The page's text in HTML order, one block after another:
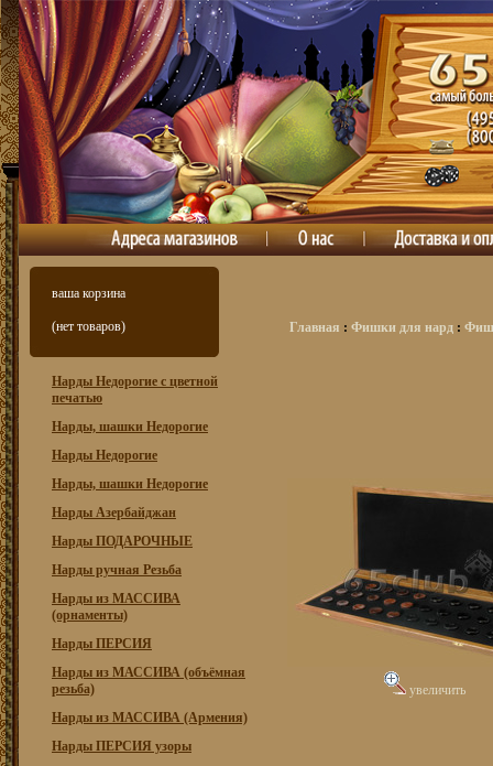
ваша корзина
(нет товаров)
Нарды Недорогие с цветной
печатью
Нарды, шашки Недорогие
Нарды Недорогие
Нарды, шашки Недорогие
Нарды Азербайджан
Нарды ПОДАРОЧНЫЕ
Нарды ручная Резьба
Нарды из МАССИВА
(орнаменты)
Нарды ПЕРСИЯ
Нарды из МАССИВА (объёмная
резьба)
Нарды из МАССИВА (Армения)
Нарды ПЕРСИЯ узоры
Главная : Фишки для нард :
увеличить